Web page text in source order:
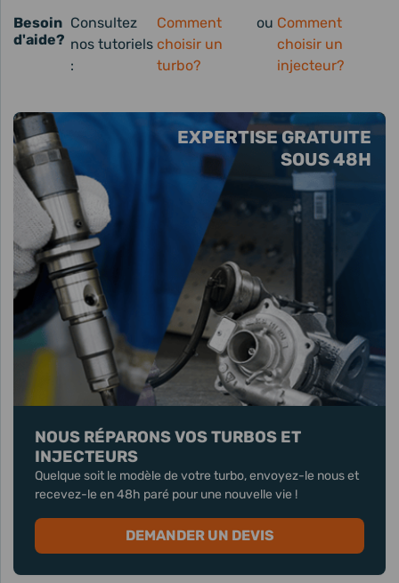
EXPERTISE GRATUITE
SOUS 48H
NOUS RÉPARONS VOS TURBOS ET
INJECTEURS
Quelque soit le modèle de votre turbo, envoyez-le nous et
recevez-le en 48h paré pour une nouvelle vie !
DEMANDER UN DEVIS
Besoin
d'aide?
Consultez
nos tutoriels
:
Comment
choisir un
turbo?
ou Comment
choisir un
injecteur?